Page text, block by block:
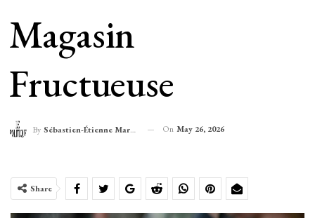
Magasin
Fructueuse
By Sébastien-Étienne Marechal On May 26, 2026
Share